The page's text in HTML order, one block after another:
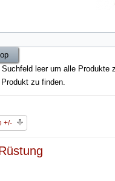
leer um alle Produkte
zu finden.
+/-